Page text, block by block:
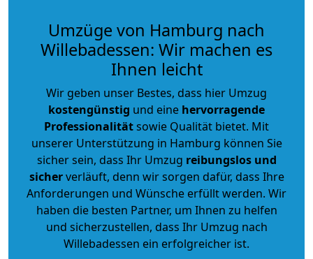
Umzüge von Hamburg nach
Willebadessen: Wir machen es
Ihnen leicht
Wir geben unser Bestes, dass hier Umzug
kostengünstig und eine hervorragende
Professionalitätsowie Qualität bietet. Mit
unserer Unterstützung in Hamburg können Sie
sicher sein, dass Ihr Umzug reibungslos und
sicherverläuft, denn wir sorgen dafür, dass Ihre
Anforderungen und Wünsche erfüllt werden. Wir
haben die besten Partner, um Ihnen zu helfen
und sicherzustellen, dass Ihr Umzug nach
Willebadessen ein erfolgreicher ist.